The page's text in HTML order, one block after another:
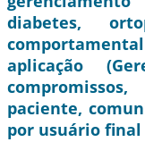
diabetes,
aplicação
paciente,
por usuário final